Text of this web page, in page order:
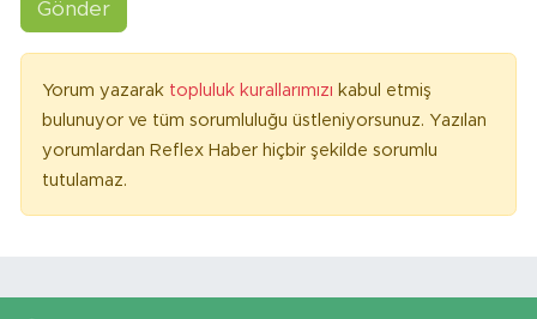
Gönder
Yorum yazarak topluluk kurallarımızı kabul etmiş
bulunuyor ve tüm sorumluluğu üstleniyorsunuz. Yazılan
yorumlardan Reflex Haber hiçbir şekilde sorumlu
tutulamaz.